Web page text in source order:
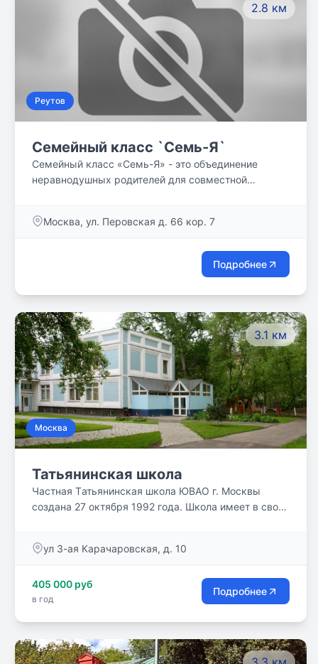
2.8 км
Реутов
Семейный класс `Семь-Я`
Семейный класс «Семь-Я» - это объединение
неравнодушных родителей для совместной
РКШ (Русская классическая школа) + дополнение
Идет набор в действующий 5ый класс на 2022-
2023 год обучения ❗ ❗ Идет набор в 5ый класс на
подготовки к школе для детей 6-7 лет на 2023-2024
год обучения ❗ Запись по телефону: 89031801352
Москва, ул. Перовская д. 66 кор. 7
Подробнее
3.1 км
Москва
Татьянинская школа
Частная Tатьянинская школа ЮВАО г. Москвы
создана 27 октября 1992 года. Школа имеет в своей
принципу преемственности.
ул 3-ая Карачаровская, д. 10
405 000 руб
в год
Подробнее